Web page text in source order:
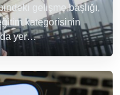
gelişme başlığı,
kategorisinin
yer…